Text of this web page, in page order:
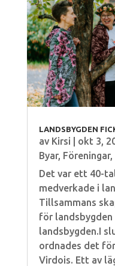
LANDSBYGDEN
av Kirsi okt 3,
Byar, Föreningar,
Det var ett 40-
medverkade i
Tillsammans
för
landsbygden.I
ordnades det
Virdois. Ett av